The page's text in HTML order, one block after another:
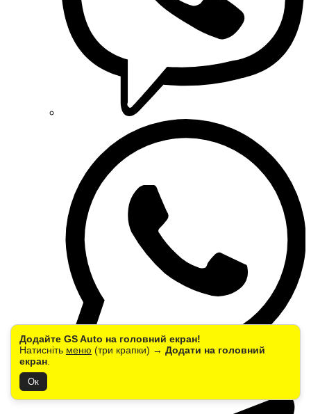
Додайте GS Auto на головний екран!
Натисніть меню (три крапки) → Додати на головний
екран
Ок